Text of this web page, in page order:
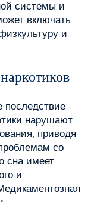
системы и
включать
и
последствие
нарушают
приводя
со
сна имеет
и